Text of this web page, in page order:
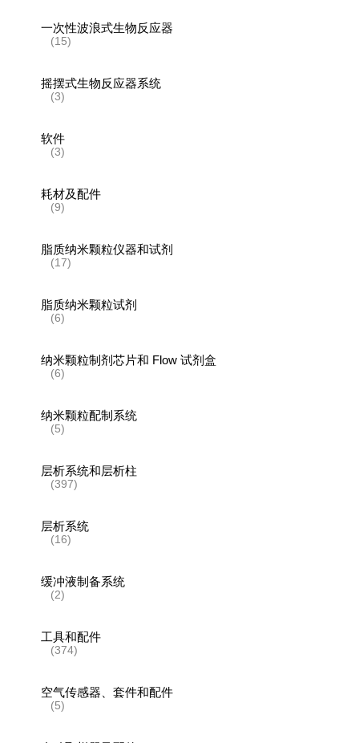
一次性波浪式生物反应器
(15)
摇摆式生物反应器系统
(3)
软件
(3)
耗材及配件
(9)
脂质纳米颗粒仪器和试剂
(17)
脂质纳米颗粒试剂
(6)
纳米颗粒制剂芯片和 Flow 试剂盒
(6)
纳米颗粒配制系统
(5)
层析系统和层析柱
(397)
层析系统
(16)
缓冲液制备系统
(2)
工具和配件
(374)
空气传感器、套件和配件
(5)